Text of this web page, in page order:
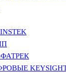
KEYSIGHT